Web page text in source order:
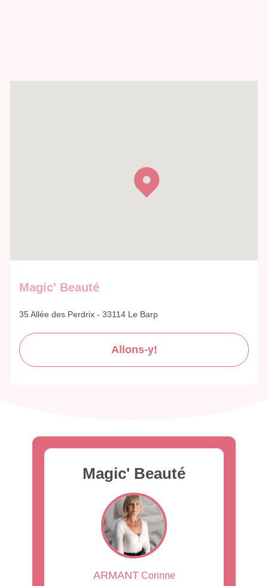
Magic' Beauté
35 Allée des Perdrix - 33114 Le Barp
Allons-y!
Magic' Beauté
ARMANTCorinne